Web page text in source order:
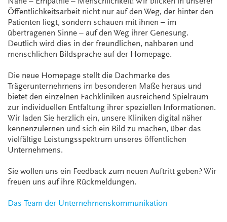
Öffentlichkeitsarbeit nicht nur auf den Weg, der hinter den
Patienten liegt, sondern schauen mit ihnen – im
übertragenen Sinne – auf den Weg ihrer Genesung.
Deutlich wird dies in der freundlichen, nahbaren und
menschlichen Bildsprache auf der Homepage.
Die neue Homepage stellt die Dachmarke des
Trägerunternehmens im besonderen Maße heraus und
bietet den einzelnen Fachkliniken ausreichend Spielraum
zur individuellen Entfaltung ihrer speziellen Informationen.
Wir laden Sie herzlich ein, unsere Kliniken digital näher
kennenzulernen und sich ein Bild zu machen, über das
vielfältige Leistungsspektrum unseres öffentlichen
Unternehmens.
Sie wollen uns ein Feedback zum neuen Auftritt geben? Wir
freuen uns auf ihre Rückmeldungen.
Das Team der Unternehmenskommunikation